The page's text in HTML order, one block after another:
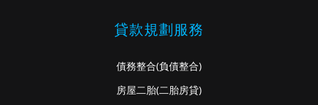
貸款規劃服務
債務整合(負債整合)
房屋二胎(二胎房貸)